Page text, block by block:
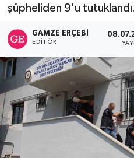
şüpheliden 9'u
GAMZE ERÇEBI
EDITÖR
RESMİ İLAN
SİYASET
SAĞLIK
GÜNCEL
RESMİ İLAN
Haber Arşivi